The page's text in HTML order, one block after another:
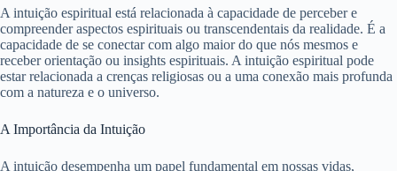
A intuição espiritual está relacionada à capacidade de perceber e
compreender aspectos espirituais ou transcendentais da realidade. É a
capacidade de se conectar com algo maior do que nós mesmos e
receber orientação ou insights espirituais. A intuição espiritual pode
estar relacionada a crenças religiosas ou a uma conexão mais profunda
com a natureza e o universo.
A Importância da Intuição
A intuição desempenha um papel fundamental em nossas vidas,